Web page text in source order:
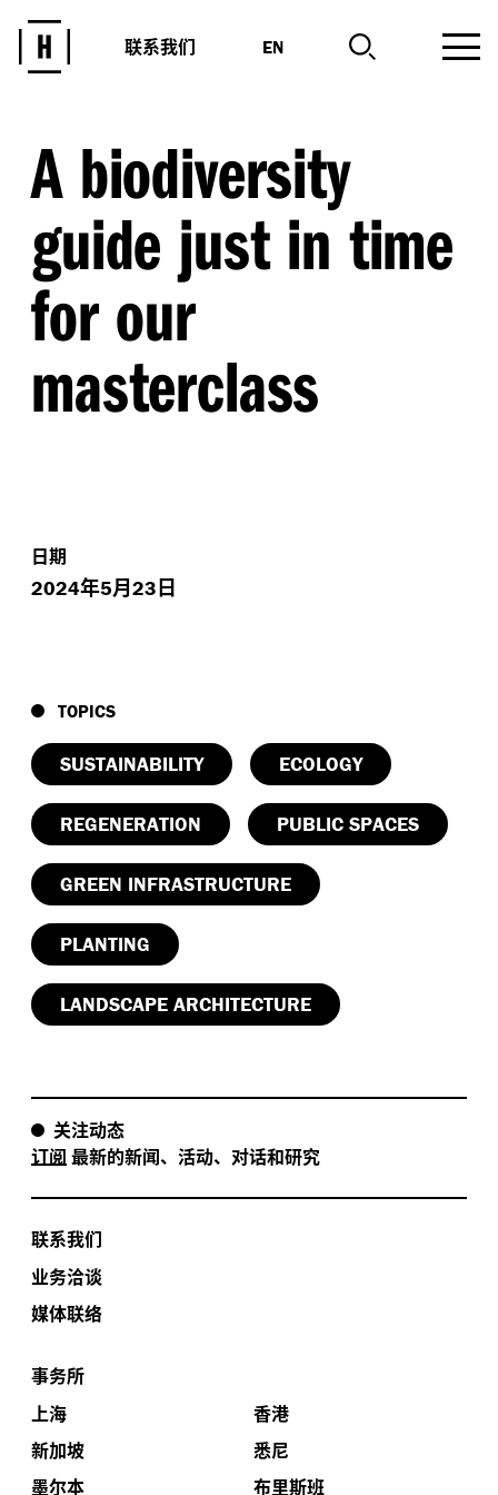
联系我们 EN
A biodiversity
guide just in time
for our
masterclass
日期
2024年5月23日
TOPICS
SUSTAINABILITY ECOLOGY
REGENERATION PUBLIC SPACES
GREEN INFRASTRUCTURE
PLANTING
LANDSCAPE ARCHITECTURE
关注动态
订阅 最新的新闻、活动、对话和研究
联系我们
业务洽谈
媒体联络
事务所
上海
香港
新加坡
悉尼
墨尔本
布里斯班